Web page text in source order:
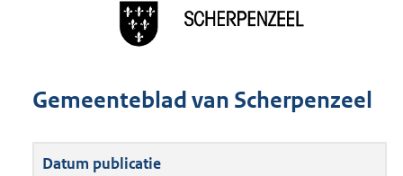
Gemeenteblad van Scherpenzeel